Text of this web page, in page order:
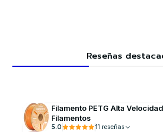
Reseñas
Filamento PETG Alta
Filamentos
5.0 11 reseñas